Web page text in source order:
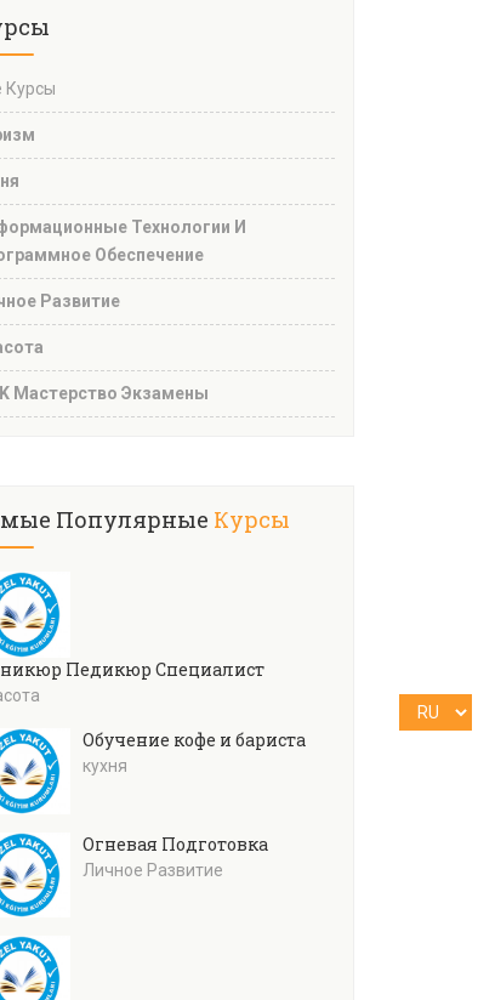
Курсы
Технологии И
Обеспечение
Развитие
Мастерство Экзамены
Популярные Курсы
Педикюр Специалист
Обучение кофе и бариста
кухня
Огневая Подготовка
Личное Развитие